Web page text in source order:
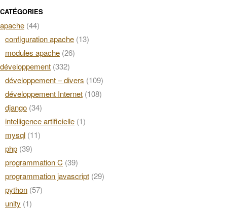
CATÉGORIES
apache (44)
configuration apache (13)
modules apache (26)
développement (332)
développement – divers (109)
développement Internet (108)
django (34)
intelligence artificielle (1)
mysql (11)
php (39)
programmation C (39)
programmation javascript (29)
python (57)
unity (1)